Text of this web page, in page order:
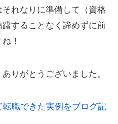
れなりに準備して（資格
することなく諦めずに前
！
りがとうございました。
転職できた実例をブログ記